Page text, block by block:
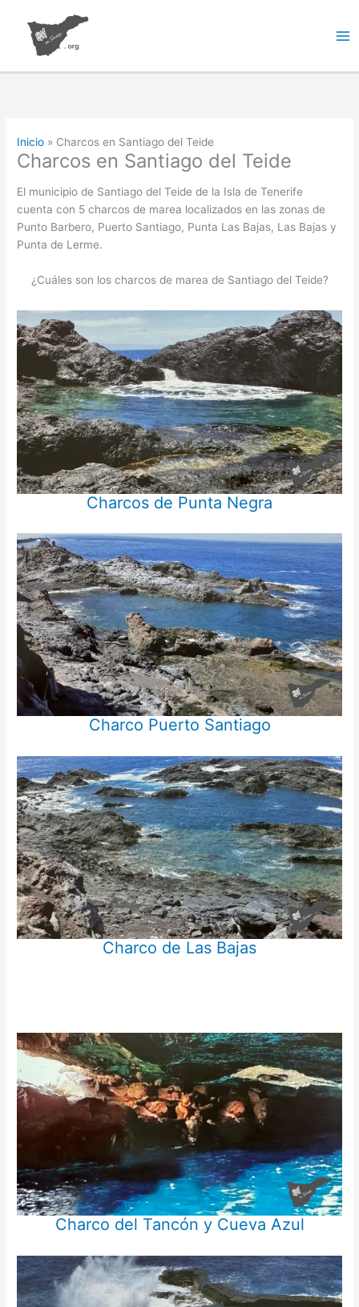
contenido
Inicio Charcos en Santiago del Teide
Charcos en Santiago del Teide
El municipio de Santiago del Teide de la Isla de Tenerife
cuenta con 5 charcos de marea localizados en las zonas de
Punto Barbero, Puerto Santiago, Punta Las Bajas, Las Bajas y
Punta de Lerme.
¿Cuáles son los charcos de marea de Santiago del Teide?
Charcos de Punta Negra
Charco Puerto Santiago
Charco de Las Bajas
Charco del Tancón y Cueva Azul